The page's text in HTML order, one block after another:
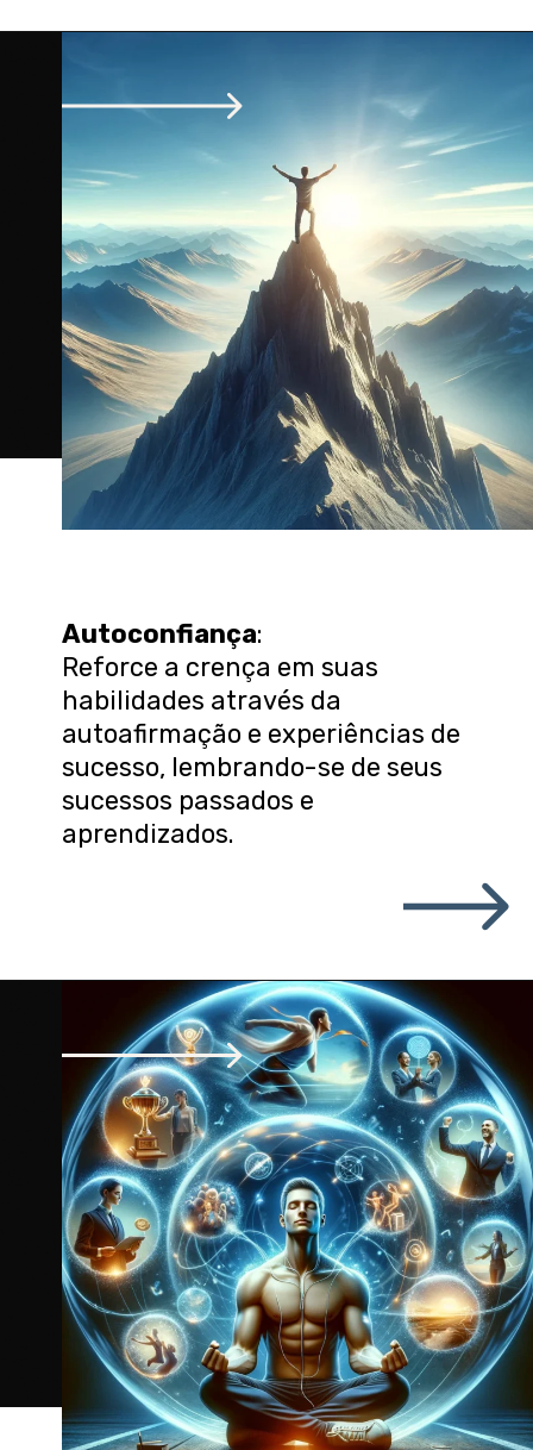
Autoconfiança:
Reforce a crença em suas
habilidades através da
autoafirmação e experiências de
sucesso, lembrando-se de seus
sucessos passados e
aprendizados.